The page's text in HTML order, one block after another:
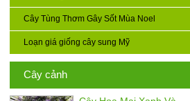
Cây Tùng Thơm Gây Sốt Mùa Noel
Loạn giá giống cây sung Mỹ
Cây cảnh